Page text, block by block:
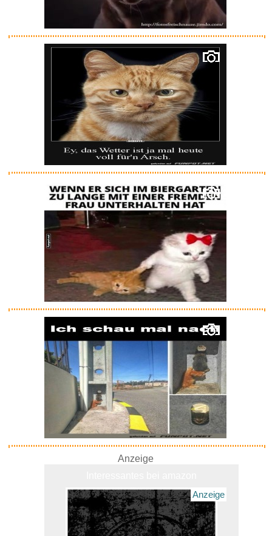
Katzen Tracker Ohne ABO, GPS
K...
Anzeige
Toppe Eddie Candle Finger...
Anzeige
Anzeige
Anzeige